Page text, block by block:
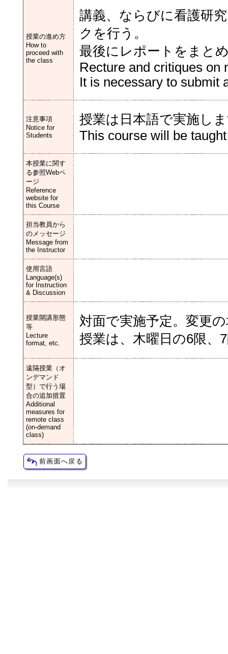
授業の進め方
How to
proceed with
the class
講義、ならびに看護研
クを行う。
最後にレポートをまと
Recture and critiques on
It is necessary to submit
注意事項
Notice for
Students
授業は日本語で実施し
This course will be
本授業に関す
る参照Webペ
ージ
Reference
website for
this Course
担当教員から
のメッセージ
Message from
the Instructor
使用言語
Language(s)
for Instruction
& Discussion
授業開講形態
等
Lecture
format, etc.
対面で実施予定。変更
授業は、木曜日の6限、
遠隔授業（オ
ンデマンド
型）で行う場
合の追加措置
Additional
measures for
remote class
(on-demand
class)